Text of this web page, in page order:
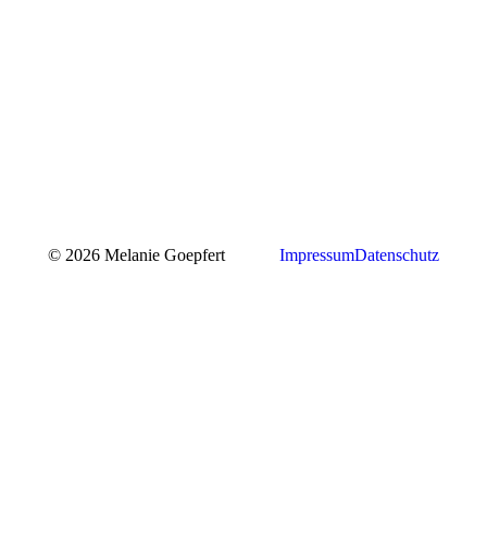
© 2026 Melanie Goepfert ImpressumDatenschutz